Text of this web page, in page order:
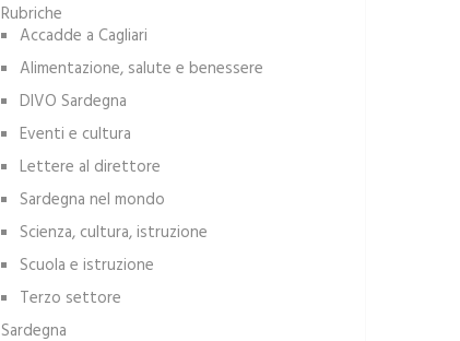
Rubriche
Accadde a Cagliari
Alimentazione, salute e benessere
DIVO Sardegna
Eventi e cultura
Lettere al direttore
Sardegna nel mondo
Scienza, cultura, istruzione
Scuola e istruzione
Terzo settore
Sardegna